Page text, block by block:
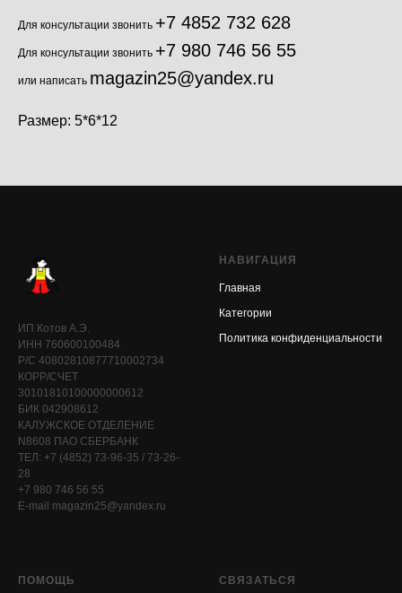
Для консультации звонить +7 4852 732 628
Для консультации звонить +7 980 746 56 55
или написать magazin25@yandex.ru
Размер: 5*6*12
ИП Котов А.Э.
ИНН 760600100484
Р/С 40802810877710002734
КОРР/СЧЕТ
30101810100000000612
БИК 042908612
КАЛУЖСКОЕ ОТДЕЛЕНИЕ
N8608 ПАО СБЕРБАНК
ТЕЛ: +7 (4852) 73-96-35 / 73-26-
28
+7 980 746 56 55
E-mail magazin25@yandex.ru
НАВИГАЦИЯ
Главная
Категории
Политика конфиденциальности
ПОМОЩЬ СВЯЗАТЬСЯ